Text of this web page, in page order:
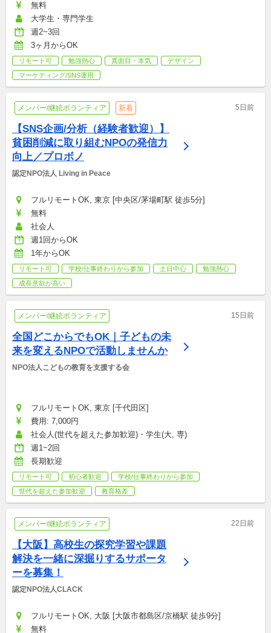
無料
大学生・専門学生
週2~3回
3ヶ月からOK
リモート可 勉強熱心 真面目・本気
デザイン
マーケティング/SNS運用
メンバー/継続ボランティア 新着 5日前
【SNS企画/分析（経験者歓迎）】
貧困削減に取り組むNPOの発信力
向上／プロボノ
認定NPO法人 Living in Peace
フルリモートOK, 東京 [中央区/茅場町駅 徒歩5分]
無料
社会人
週1回からOK
1年からOK
リモート可 学校/仕事終わりから参加 土日中心
勉強熱心
成長意欲が高い
メンバー/継続ボランティア 15日前
全国どこからでもOK｜子どもの未
来を変えるNPOで活動しませんか
NPO法人こどもの教育を支援する会
フルリモートOK, 東京 [千代田区]
費用: 7,000円
社会人(世代を超えた参加歓迎)・学生(大, 専)
週1~2回
長期歓迎
リモート可 初心者歓迎
学校/仕事終わりから参加
世代を超えた参加歓迎
教育格差
メンバー/継続ボランティア 22日前
【大阪】高校生の探究学習や課題
解決を一緒に深掘りするサポータ
ーを募集！
認定NPO法人CLACK
フルリモートOK, 大阪 [大阪市都島区/京橋駅 徒歩9分]
無料